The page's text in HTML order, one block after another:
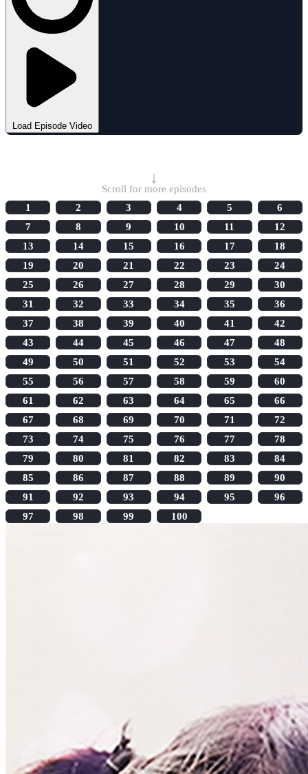
Load Episode Video
↓
Scroll for more episodes
1
2 3 4 5
6
7
8 9 10 11
12
13
14 15 16 17
18
19
20 21 22 23
24
25
26 27 28 29
30
31
32 33 34 35
36
37
38 39 40 41
42
43
44 45 46 47
48
49
50 51 52 53
54
55
56 57 58 59
60
61
62 63 64 65
66
67
68 69 70 71
72
73
74 75 76 77
78
79
80 81 82 83
84
85
86 87 88 89
90
91
92 93 94 95
96
97
98 99 100